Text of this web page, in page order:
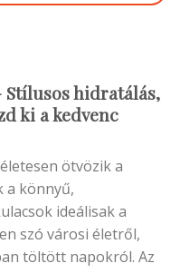
Stílusos hidratálás,
ki a kedvenc
ötvözik a
a könnyű,
ideálisak a
szó városi életről,
töltött napokról. Az